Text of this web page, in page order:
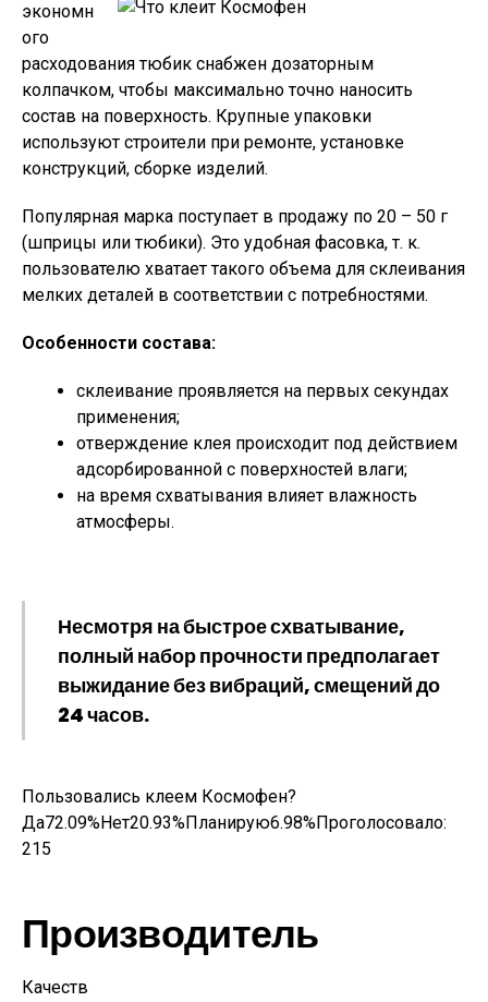
экономн
ого
расходования тюбик снабжен дозаторным
колпачком, чтобы максимально точно наносить
состав на поверхность. Крупные упаковки
используют строители при ремонте, установке
конструкций, сборке изделий.
Популярная марка поступает в продажу по 20 – 50 г
(шприцы или тюбики). Это удобная фасовка, т. к.
пользователю хватает такого объема для склеивания
мелких деталей в соответствии с потребностями.
Особенности состава:
склеивание проявляется на первых секундах
применения;
отверждение клея происходит под действием
адсорбированной с поверхностей влаги;
на время схватывания влияет влажность
атмосферы.
Несмотря на быстрое схватывание,
полный набор прочности предполагает
выжидание без вибраций, смещений до
24 часов.
Пользовались клеем Космофен?
Да72.09%Нет20.93%Планирую6.98%Проголосовало:
215
Производитель
Качеств